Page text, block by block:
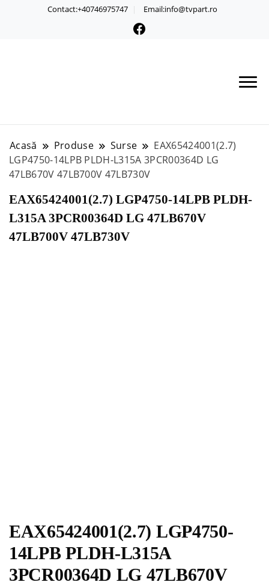
Contact:+40746975747 Email:info@tvpart.ro
Acasă Produse Surse
EAX65424001(2.7)
LGP4750-14LPB PLDH-L315A 3PCR00364D LG
47LB670V 47LB700V 47LB730V
EAX65424001(2.7) LGP4750-14LPB PLDH-
L315A 3PCR00364D LG 47LB670V
47LB700V 47LB730V
EAX65424001(2.7) LGP4750-
14LPB PLDH-L315A
3PCR00364D LG 47LB670V